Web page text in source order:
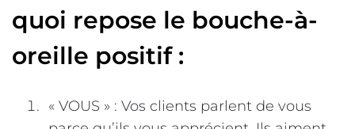
quoi repose le bouche-à-
oreille positif :
« VOUS » : Vos clients parlent de vous